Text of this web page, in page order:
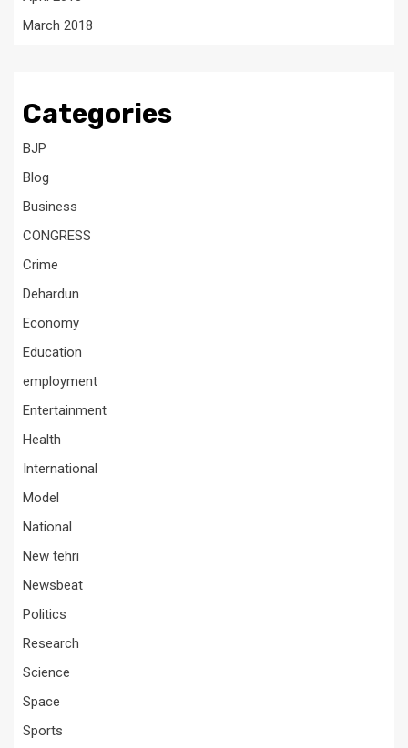
March 2018
Categories
BJP
Blog
Business
CONGRESS
Crime
Dehardun
Economy
Education
employment
Entertainment
Health
International
Model
National
New tehri
Newsbeat
Politics
Research
Science
Space
Sports